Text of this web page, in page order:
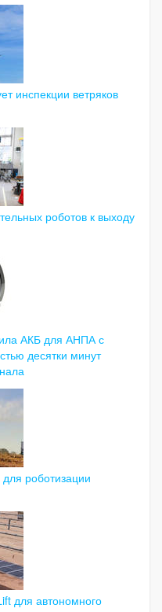
инспекции ветряков
роботов к выходу
АКБ для АНПА с
десятки минут
роботизации
для автономного